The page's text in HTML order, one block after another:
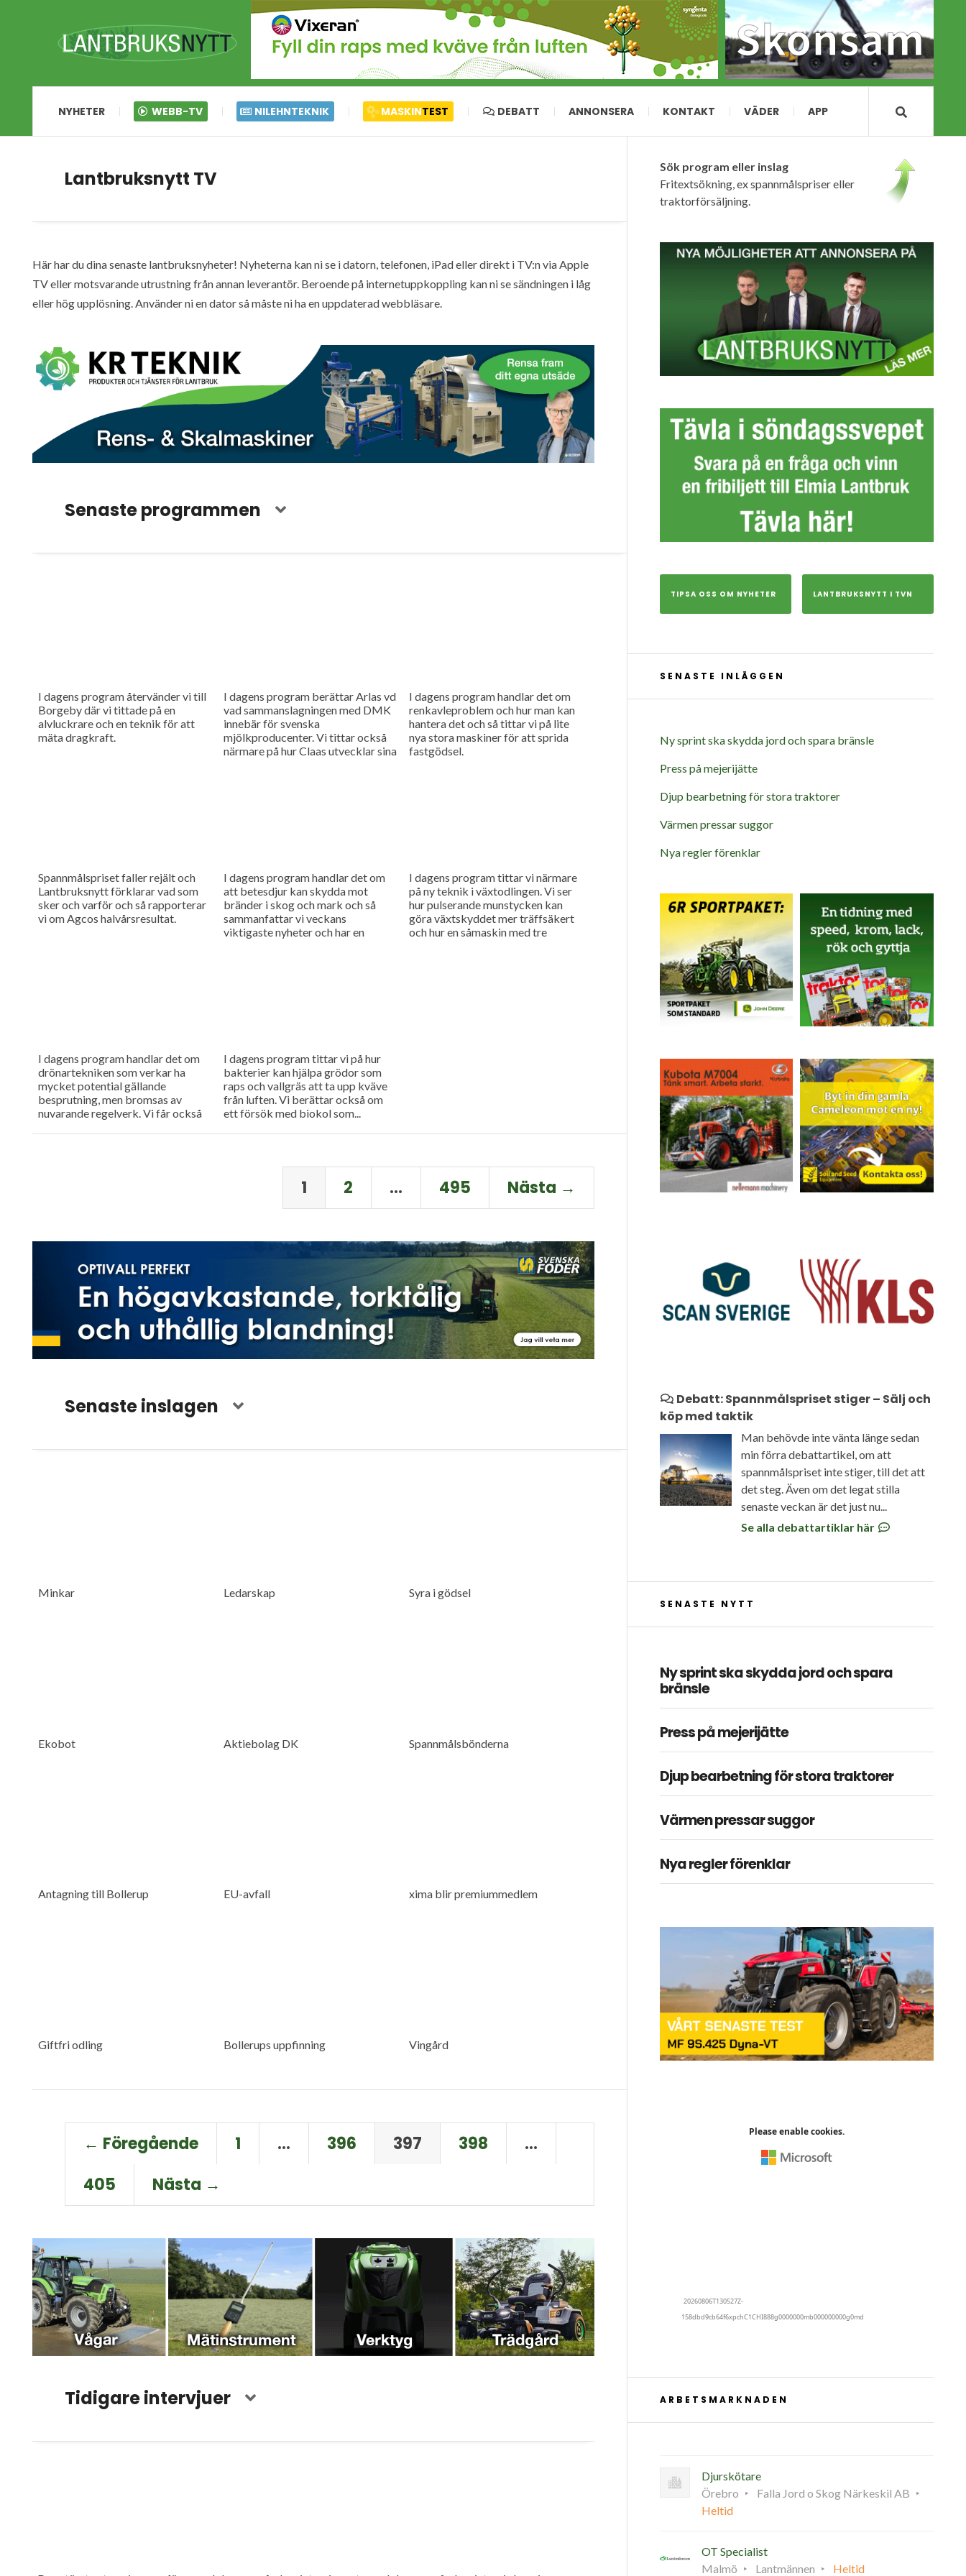
NYHETER WEBB-TV NILEHNTEKNIK MASKINTEST DEBATT ANNONSERA KONTAKT VÄDER APP
Lantbruksnytt TV
Här har du dina senaste lantbruksnyheter! Nyheterna kan ni se i datorn, telefonen, iPad eller direkt i TV:n via Apple
TV eller motsvarande utrustning från annan leverantör. Beroende på internetuppkoppling kan ni se sändningen i låg
eller hög upplösning. Använder ni en dator så måste ni ha en uppdaterad webbläsare.
Senaste programmen
I dagens program återvänder vi till
Borgeby där vi tittade på en
alvluckrare och en teknik för att
mäta dragkraft.
I dagens program berättar Arlas vd
vad sammanslagningen med DMK
innebär för svenska
mjölkproducenter. Vi tittar också
närmare på hur Claas utvecklar sina
I dagens program handlar det om
renkavleproblem och hur man kan
hantera det och så tittar vi på lite
nya stora maskiner för att sprida
fastgödsel.
Spannmålspriset faller rejält och
Lantbruksnytt förklarar vad som
sker och varför och så rapporterar
vi om Agcos halvårsresultat.
I dagens program handlar det om
att betesdjur kan skydda mot
bränder i skog och mark och så
sammanfattar vi veckans
viktigaste nyheter och har en
I dagens program tittar vi närmare
på ny teknik i växtodlingen. Vi ser
hur pulserande munstycken kan
göra växtskyddet mer träffsäkert
och hur en såmaskin med tre
I dagens program handlar det om
drönartekniken som verkar ha
mycket potential gällande
besprutning, men bromsas av
nuvarande regelverk. Vi får också
I dagens program tittar vi på hur
bakterier kan hjälpa grödor som
raps och vallgräs att ta upp kväve
från luften. Vi berättar också om
ett försök med biokol som...
1 2 … 495 Nästa →
Senaste inslagen
Minkar Ledarskap Syra i gödsel
Ekobot Aktiebolag DK Spannmålsbönderna
Antagning till Bollerup EU-avfall xima blir premiummedlem
Giftfri odling Bollerups uppfinning Vingård
← Föregående 1 … 396 397 398
…
405
Nästa →
Tidigare intervjuer
Sök program eller inslag
Fritextsökning, ex spannmålspriser eller
traktorförsäljning.
TIPSA OSS OM NYHETER LANTBRUKSNYTT I TVN
SENASTE INLÄGGEN
Ny sprint ska skydda jord och spara bränsle
Press på mejerijätte
Djup bearbetning för stora traktorer
Värmen pressar suggor
Nya regler förenklar
Debatt: Spannmålspriset stiger – Sälj och
köp med taktik
Man behövde inte vänta länge sedan
min förra debattartikel, om att
spannmålspriset inte stiger, till det att
det steg. Även om det legat stilla
senaste veckan är det just nu...
Se alla debattartiklar här
SENASTE NYTT
Ny sprint ska skydda jord och spara
bränsle
Press på mejerijätte
Djup bearbetning för stora traktorer
Värmen pressar suggor
Nya regler förenklar
ARBETSMARKNADEN
Djurskötare
Örebro
Falla Jord o Skog Närkeskil AB
Heltid
OT Specialist
Malmö
Lantmännen Heltid